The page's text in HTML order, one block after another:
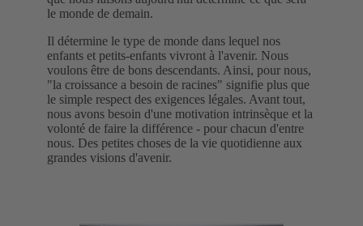
le monde de demain.
Il détermine le type de monde dans lequel nos
enfants et petits-enfants vivront à l'avenir. Nous
voulons être de bons descendants. Ainsi, pour nous,
"la croissance a besoin de racines" signifie plus que
le simple respect des exigences légales. Avant tout,
nous avons besoin d'une motivation intrinsèque et la
volonté de faire la différence - pour chacun d'entre
nous. Des petites choses de la vie quotidienne aux
grandes visions d'avenir.